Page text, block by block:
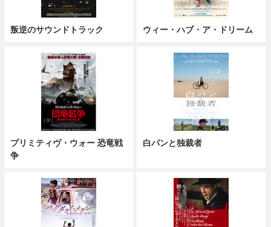
叛逆のサウンドトラック ウィー・ハブ・ア・ドリーム
プリミティヴ・ウォー 恐竜戦
争
白パンと独裁者